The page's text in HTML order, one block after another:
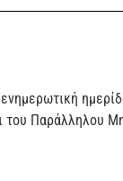
του Παράλληλου